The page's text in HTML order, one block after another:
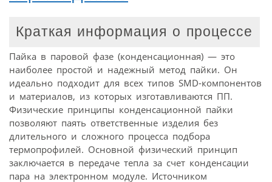
Краткая информация о процессе
Пайка в паровой фазе (конденсационная) — это
наиболее простой и надежный метод пайки. Он
идеально подходит для всех типов SMD-компонентов
и материалов, из которых изготавливаются ПП.
Физические принципы конденсационной пайки
позволяют паять ответственные изделия без
длительного и сложного процесса подбора
термопрофилей. Основной физический принцип
заключается в передаче тепла за счет конденсации
пара на электронном модуле. Источником